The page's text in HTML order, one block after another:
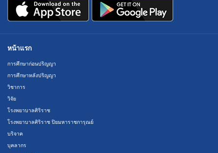
หน้าแรก
การศึกษาก่อนปริญญา
การศึกษาหลังปริญญา
วิชาการ
วิจัย
โรงพยาบาลศิริราช
โรงพยาบาลศิริราช ปิยมหาราชการุณย์
บริจาค
บุคลากร